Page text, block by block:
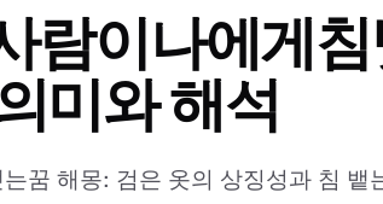
람이나에게
미와 해석
꿈 해몽: 검은 옷의 상징성과 침 뱉